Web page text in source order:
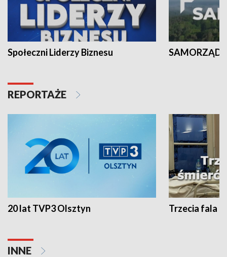
Społeczni Liderzy Biznesu SAMORZĄD
REPORTAŻE
20 lat TVP3 Olsztyn Trzecia fala -
INNE